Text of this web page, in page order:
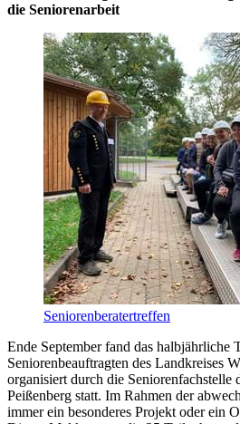
die Seniorenarbeit
Seniorenberatertreffen
Ende September fand das halbjährliche
Seniorenbeauftragten des Landkreises
organisiert durch die Seniorenfachstelle
Peißenberg statt. Im Rahmen der
immer ein besonderes Projekt oder ein